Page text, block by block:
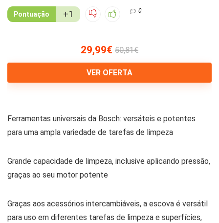
Pontuação +1 0
29,99€ 50,81€
VER OFERTA
Ferramentas universais da Bosch: versáteis e potentes
para uma ampla variedade de tarefas de limpeza
Grande capacidade de limpeza, inclusive aplicando pressão,
graças ao seu motor potente
Graças aos acessórios intercambiáveis, a escova é versátil
para uso em diferentes tarefas de limpeza e superfícies,